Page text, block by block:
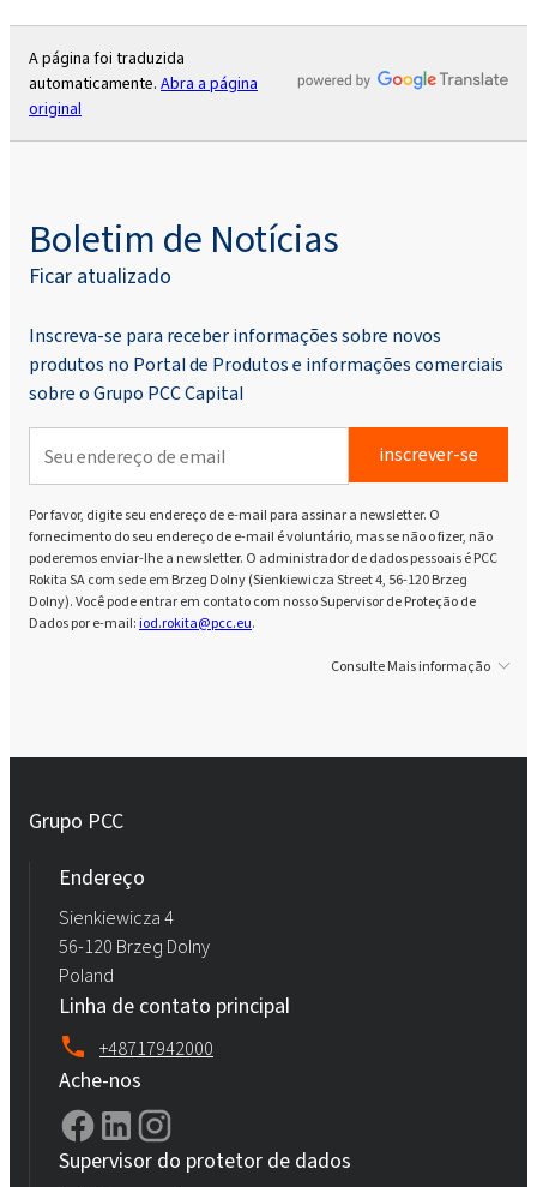
A página foi traduzida
automaticamente. Abra a página
original
Boletim de Notícias
Ficar atualizado
Inscreva-se para receber informações sobre novos
produtos no Portal de Produtos e informações comerciais
sobre o Grupo PCC Capital
inscrever-se
Por favor, digite seu endereço de e-mail para assinar a newsletter. O
fornecimento do seu endereço de e-mail é voluntário, mas se não o fizer, não
poderemos enviar-lhe a newsletter. O administrador de dados pessoais é PCC
Rokita SA com sede em Brzeg Dolny (Sienkiewicza Street 4, 56-120 Brzeg
Dolny). Você pode entrar em contato com nosso Supervisor de Proteção de
Dados por e-mail:iod.rokita@pcc.eu.
Consulte Mais informação
Grupo PCC
Endereço
Sienkiewicza 4
56-120 Brzeg Dolny
Poland
Linha de contato principal
+48717942000
Ache-nos
Supervisor do protetor de dados